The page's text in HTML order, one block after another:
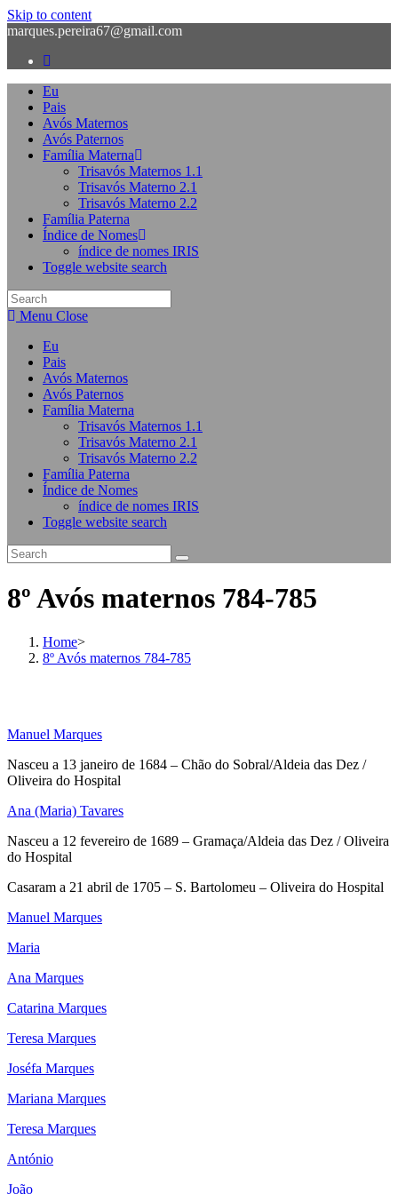
Skip to content
marques.pereira67@gmail.com
Eu
Pais
Avós Maternos
Avós Paternos
Família Materna
Trisavós Maternos 1.1
Trisavós Materno 2.1
Trisavós Materno 2.2
Família Paterna
Índice de Nomes
índice de nomes IRIS
Toggle website search
Menu Close
Eu
Pais
Avós Maternos
Avós Paternos
Família Materna
Trisavós Maternos 1.1
Trisavós Materno 2.1
Trisavós Materno 2.2
Família Paterna
Índice de Nomes
índice de nomes IRIS
Toggle website search
8º Avós maternos 784-785
Home>
8º Avós maternos 784-785
Manuel Marques
Nasceu a 13 janeiro de 1684 – Chão do Sobral/Aldeia das Dez /
Oliveira do Hospital
Ana (Maria) Tavares
Nasceu a 12 fevereiro de 1689 – Gramaça/Aldeia das Dez / Oliveira
do Hospital
Casaram a 21 abril de 1705 – S. Bartolomeu – Oliveira do Hospital
Manuel Marques
Maria
Ana Marques
Catarina Marques
Teresa Marques
Joséfa Marques
Mariana Marques
Teresa Marques
António
João